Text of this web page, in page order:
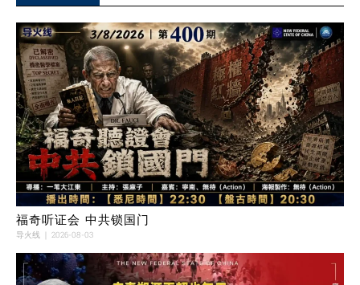
福奇听证会 中共锁国门
导火线 2026-08-03